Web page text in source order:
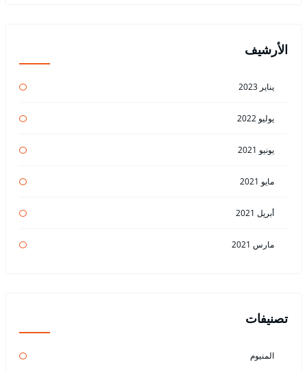
الأرشيف
يناير 2023
يوليو 2022
يونيو 2021
مايو 2021
أبريل 2021
مارس 2021
تصنيفات
المنيوم